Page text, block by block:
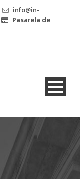
info@in-
Pasarela de